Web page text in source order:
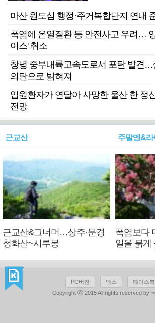
마산 원도심 행정·주거복합단지 연내
폭염에 온열질환 등 안전사고 우려…
이스' 취소
창녕 중부내륙고속도로서 포탄 발견…
의탄으로 밝혀져
입원환자가 연달아 사망한 울산 한 정
전망
근교산
근교산&그너머…상주·문경
청화산~시루봉
주말엔&
폭염보다
일을 붉게
PC버전 엑스
페이스북
Copyright ⓒ 2015 All rights reserved by